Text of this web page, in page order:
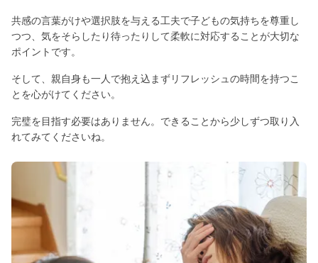
共感の言葉がけや選択肢を与える工夫で子どもの気持ちを尊重し
つつ、気をそらしたり待ったりして柔軟に対応することが大切な
ポイントです。
そして、親自身も一人で抱え込まずリフレッシュの時間を持つこ
とを心がけてください。
完璧を目指す必要はありません。できることから少しずつ取り入
れてみてくださいね。